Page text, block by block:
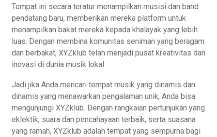
Tempat ini secara teratur menampilkan musisi dan band
pendatang baru, memberikan mereka platform untuk
menampilkan bakat mereka kepada khalayak yang lebih
luas. Dengan membina komunitas seniman yang beragam
dan berbakat, XYZklub telah menjadi pusat kreativitas dan
inovasi di dunia musik lokal.
Jadi jika Anda mencari tempat musik yang dinamis dan
dinamis yang menawarkan pengalaman unik, Anda bisa
mengunjungi XYZklub. Dengan rangkaian pertunjukan yang
eklektik, suara dan pencahayaan terbaik, serta suasana
yang ramah, XYZklub adalah tempat yang sempurna bagi